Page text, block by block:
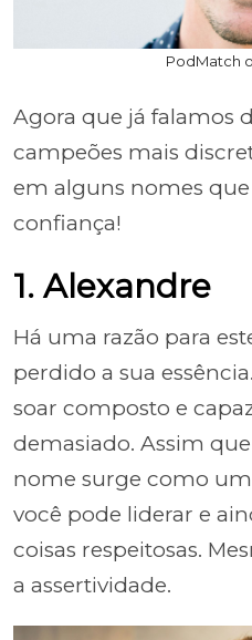
PodMatch
Agora que já falamos
campeões mais
em alguns nomes
confiança!
1. Alexandre
Há uma razão para
perdido a sua
soar composto e
demasiado. Assim
nome surge como
você pode liderar e
coisas respeitosas.
a assertividade.